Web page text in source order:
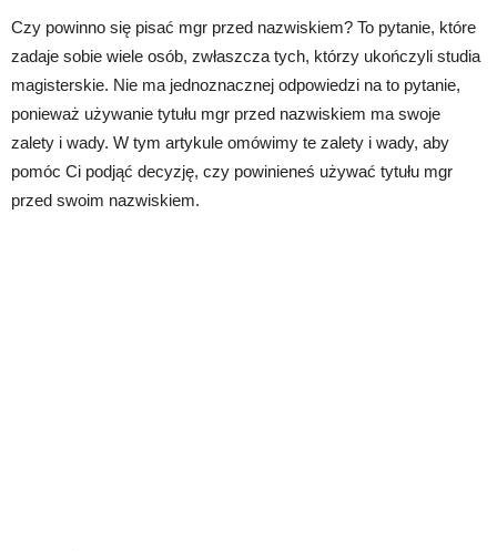
Czy powinno się pisać mgr przed nazwiskiem? To pytanie, które
zadaje sobie wiele osób, zwłaszcza tych, którzy ukończyli studia
magisterskie. Nie ma jednoznacznej odpowiedzi na to pytanie,
ponieważ używanie tytułu mgr przed nazwiskiem ma swoje
zalety i wady. W tym artykule omówimy te zalety i wady, aby
pomóc Ci podjąć decyzję, czy powinieneś używać tytułu mgr
przed swoim nazwiskiem.